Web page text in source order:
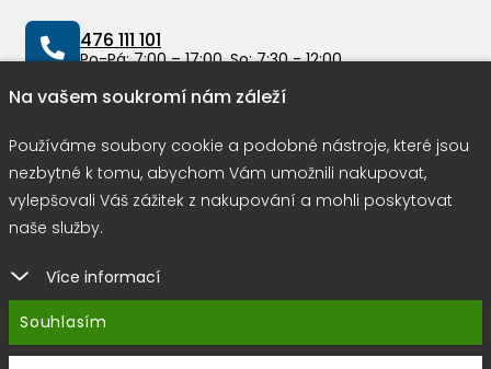
476 111 101
Po-Pá: 7:00 – 17:00, So: 7:30 - 12:00
Možnosti dopravy
Rychlá a bezpečná platba
Na vašem soukromí nám záleží
Používáme soubory cookie a podobné nástroje, které jsou
nezbytné k tomu, abychom Vám umožnili nakupovat,
vylepšovali Váš zážitek z nakupování a mohli poskytovat
naše služby.
Více informací
Souhlasím